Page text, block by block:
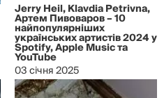
Jerry Heil, Klavdia Petrivna,
Артем Пивоваров – 10
найпопулярніших
українських артистів 2024 у
Spotify, Apple Music та
YouTube
03 січня 2025